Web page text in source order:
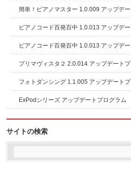
簡単！ピアノマスター 1.0.009 アップデ
ピアノコード百発百中 1.0.013 アップデ
ピアノコード百発百中 1.0.013 アップデ
プリマヴィスタ２ 2.0.014 アップデート
フォトダンシング 1.1.005 アップデート
ExPodシリーズ アップデートプログラム
サイトの検索